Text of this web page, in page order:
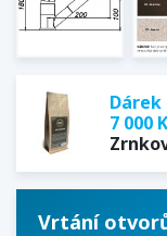
7 000
Vrtání